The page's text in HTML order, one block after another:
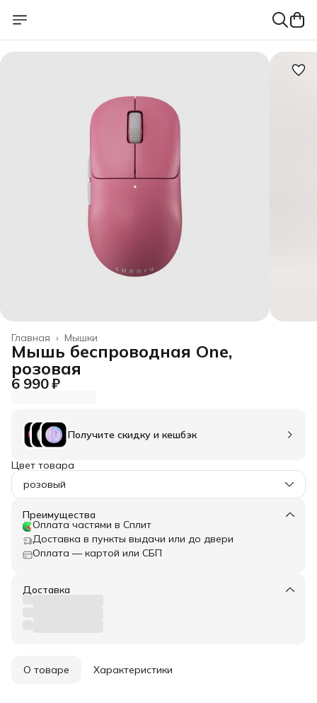
Мышки
Главная ›
Мышь беспроводная One,
розовая
6 990 ₽
Получите скидку и кешбэк
Цвет товара
розовый
Преимущества
Оплата частями в Сплит
Доставка в пункты выдачи или до двери
Оплата — картой или СБП
Доставка
О товаре Характеристики